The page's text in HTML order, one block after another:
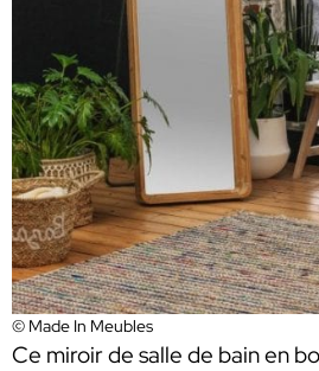
© Made In Meubles
Ce miroir de salle de bain en